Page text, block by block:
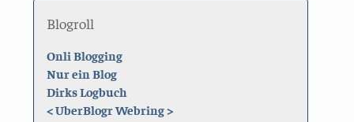
Blogroll
Onli Blogging
Nur ein Blog
Dirks Logbuch
<UberBlogr Webring>